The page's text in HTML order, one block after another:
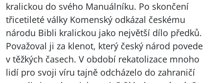
kralickou do svého Manuálníku. Po skončení
třicetileté války Komenský odkázal českému
národu Bibli kralickou jako největší dílo předků.
Považoval ji za klenot, který český národ povede
v těžkých časech. V období rekatolizace mnoho
lidí pro svoji víru tajně odcházelo do zahraničí